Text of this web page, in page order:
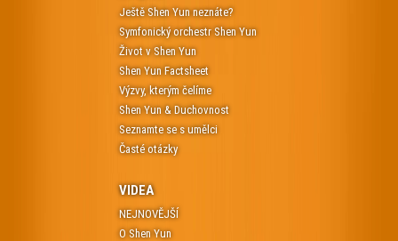
Ještě Shen Yun neznáte?
Symfonický orchestr Shen Yun
Život v Shen Yun
Shen Yun Factsheet
Výzvy, kterým čelíme
Shen Yun & Duchovnost
Seznamte se s umělci
Časté otázky
VIDEA
NEJNOVĚJŠÍ
O Shen Yun